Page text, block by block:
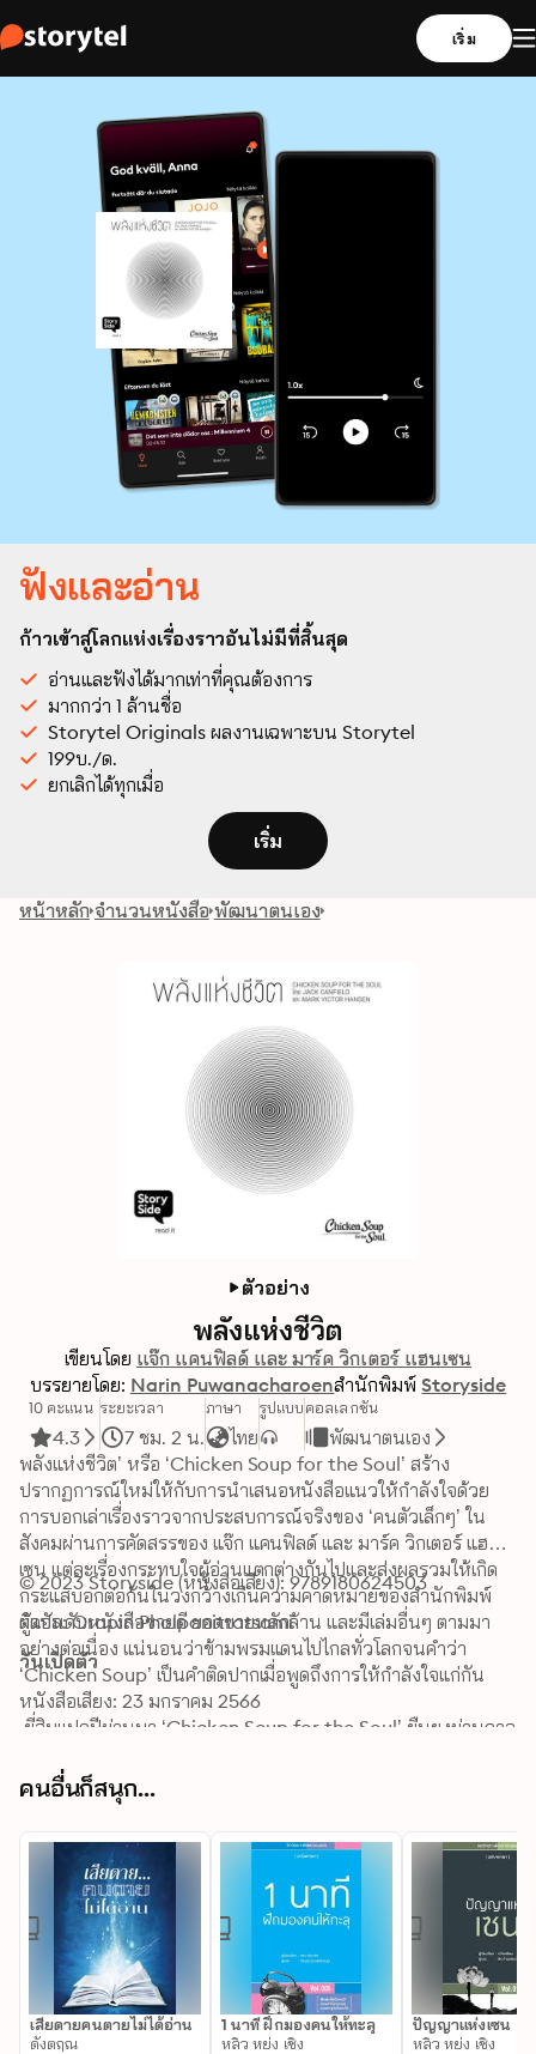
เริ่ม
ฟังและอ่าน
ก้าวเข้าสู่โลกแห่งเรื่องราวอันไม่มีที่สิ้นสุด
อ่านและฟังได้มากเท่าที่คุณต้องการ
มากกว่า 1 ล้านชื่อ
Storytel Originals ผลงานเฉพาะบน Storytel
199บ./ด.
ยกเลิกได้ทุกเมื่อ
เริ่ม
หน้าหลัก จำนวนหนังสือ พัฒนาตนเอง
ตัวอย่าง
พลังแห่งชีวิต
เขียนโดย แจ๊ก แคนฟิลด์ และ มาร์ค วิกเตอร์ แฮนเซน
บรรยายโดย: Narin Puwanacharoenสำนักพิมพ์ Storyside
10 คะแนน
4.3
ระยะเวลา
7 ชม. 2 น.
ภาษา
ไทย
รูปแบบคอลเลกชัน
พัฒนาตนเอง
พลังแห่งชีวิต’ หรือ ‘Chicken Soup for the Soul’ สร้าง
ปรากฏการณ์ใหม่ให้กับการนำเสนอหนังสือแนวให้กำลังใจด้วย
การบอกเล่าเรื่องราวจากประสบการณ์จริงของ ‘คนตัวเล็กๆ’ ใน
สังคมผ่านการคัดสรรของ แจ๊ก แคนฟิลด์ และ มาร์ค วิกเตอร์ แฮน
เซน แต่ละเรื่องกระทบใจผู้อ่านแตกต่างกันไปและส่งผลรวมให้เกิด
กระแสบอกต่อกันในวงกว้างเกินความคาดหมายของสำนักพิมพ์
ติดอันดับหนังสือขายดี ยอดขายหลักล้าน และมีเล่มอื่นๆ ตามมา
อย่างต่อเนื่อง แน่นอนว่าข้ามพรมแดนไปไกลทั่วโลกจนคำว่า
‘Chicken Soup’ เป็นคำติดปากเมื่อพูดถึงการให้กำลังใจแก่กัน
ยี่สิบแปดปีผ่านมา ‘Chicken Soup for the Soul’ ยืนยงผ่านกาล
ถามว่าอะไรคือเบื้องหลังความสำเร็จ คำตอบมีมากมาย ที่เด่นชัดคือ
ทุกคนมีเรื่องเล่าที่อยากจะ ‘แชร์’ ไม่ว่าจะเกิดขึ้นกับตัวเอง พบเห็น
ความฝัน เห็นความสำคัญของความรักและความเข้าใจ บัดนี้เมื่อ
โลกเปลี่ยนไปอย่างที่ยากจะหวนคืนเหมือนก่อนเพราะไวรัส เราก็พบ
ว่าเรื่องราวดีๆ อันว่าด้วยความรักเช่นนั้นช่วยเติมเต็มหัวใจและถ่วง
ดุลตาชั่งในวันที่รอบตัวมีเรื่องร้ายปัญหารุมเร้า
© 2023 Storyside (หนังสือเสียง): 9789180624503
ผู้แปล: Orapin Pholpanitratsami
วันเปิดตัว
หนังสือเสียง: 23 มกราคม 2566
คนอื่นก็สนุก...
เสียดายคนตายไม่ได้อ่าน
ดังตฤณ
1 นาที ฝึกมองคนให้ทะลุ
หลิว หย่ง เชิง
ปัญญาแห่งเซน
หลิว หย่ง เชิง